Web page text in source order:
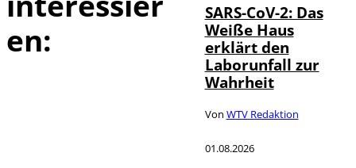
en:
SARS-CoV-2: Das
Weiße Haus
erklärt den
Laborunfall zur
Wahrheit
Von WTV Redaktion
01.08.2026